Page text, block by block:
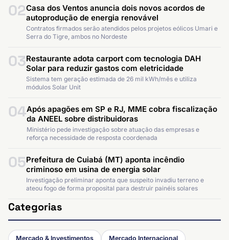
02Casa dos Ventos anuncia dois novos acordos de
autoprodução de energia renovável
Contratos firmados serão atendidos pelos projetos eólicos Umari e
Serra do Tigre, ambos no Nordeste
03Restaurante adota carport com tecnologia DAH
Solar para reduzir gastos com eletricidade
Sistema tem geração estimada de 26 mil kWh/mês e utiliza
módulos Solar Unit
04Após apagões em SP e RJ, MME cobra fiscalização
da ANEEL sobre distribuidoras
Ministério pede investigação sobre atuação das empresas e
reforça necessidade de resposta coordenada
05Prefeitura de Cuiabá (MT) aponta incêndio
criminoso em usina de energia solar
Investigação preliminar aponta que suspeito invadiu terreno e
ateou fogo de forma proposital para destruir painéis solares
Categorias
Mercado & Investimentos Mercado Internacional